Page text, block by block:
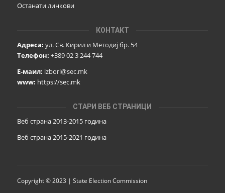
Останати линкови
КОНТАКТ
Адреса: ул. Св. Кирил и Методиј бр. 54
Телефон: +389 02 3 244 744
Е-маил: izbori@sec.mk
www: https://sec.mk
СТАРИ ВЕБ СТРАНИЦИ
Веб страна 2013-2015 година
Веб страна 2015-2021 година
Copyright © 2023 | State Election Commission